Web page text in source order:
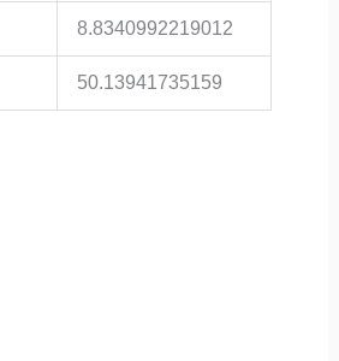
8.8340992219012
50.13941735159